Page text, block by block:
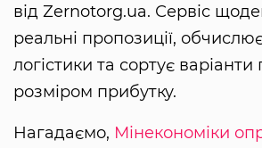
від Zernotorg.ua. Сервіс
реальні пропозиції,
логістики та сортує
розміром прибутку.
Нагадаємо, Мінекономіки